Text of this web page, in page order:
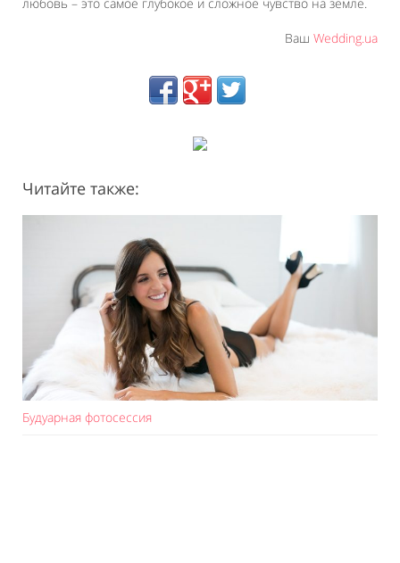
Ваш Wedding.ua
Читайте также:
Будуарная фотосессия